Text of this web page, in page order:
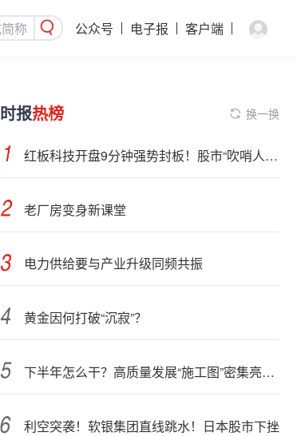
公众号 电子报 客户端
时报热榜 换一换
红板科技开盘9分钟强势封板！股市“吹哨人”突然改口！市场风向变了？
老厂房变身新课堂
电力供给要与产业升级同频共振
黄金因何打破“沉寂”？
下半年怎么干？高质量发展“施工图”密集亮相 聚焦主业提质增效 国资央企向AI要动能
利空突袭！软银集团直线跳水！日本股市下挫